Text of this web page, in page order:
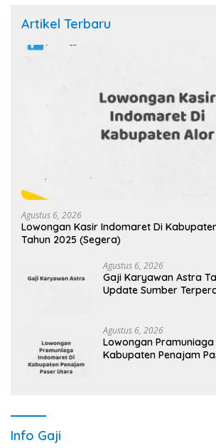
Artikel Terbaru
Agustus 6, 2026
Lowongan Kasir Indomaret Di
Tahun 2025 (Segera)
Agustus 6, 2026
Gaji Karyawan Astra
Update Sumber
Agustus 6, 2026
Lowongan
Kabupaten Penajam
Info Gaji